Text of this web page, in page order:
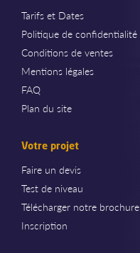
Tarifs et Dates
Politique de confidentialité
Conditions de ventes
Mentions légales
FAQ
Plan du site
Votre projet
Faire un devis
Test de niveau
Télécharger notre brochure
Inscription